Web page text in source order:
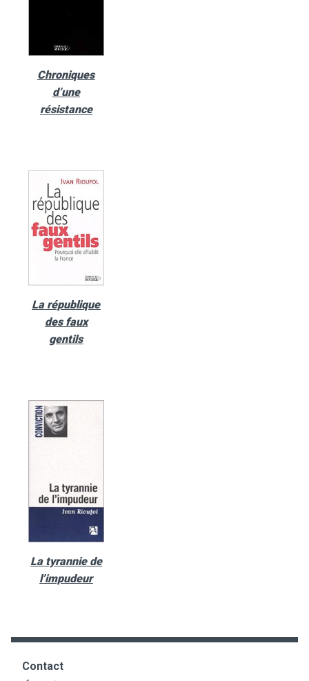
Chroniques
d’une
résistance
La république
des faux
gentils
La tyrannie de
l’impudeur
Contact